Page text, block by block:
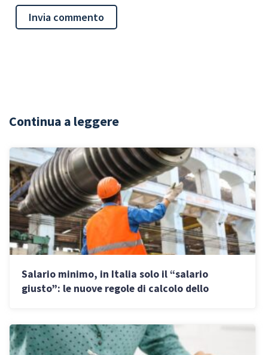
Continua a leggere
Salario minimo, in Italia solo il “salario
giusto”: le nuove regole di calcolo dello